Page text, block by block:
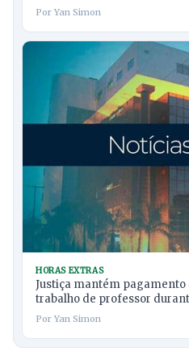
Por Yan Simon
HORAS EXTRAS
Justiça mantém pagamento
trabalho de professor
Por Yan Simon